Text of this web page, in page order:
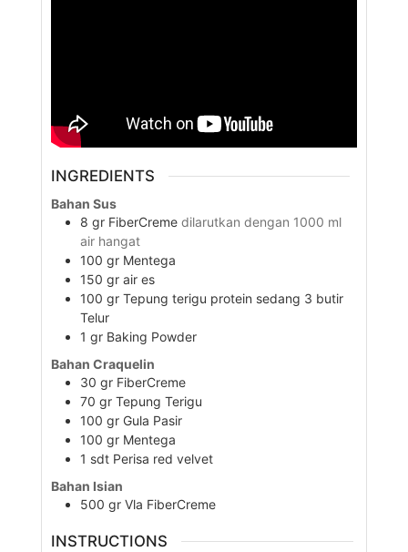
INGREDIENTS
Bahan Sus
8 gr FiberCreme dilarutkan dengan 1000 ml
air hangat
100 gr Mentega
150 gr air es
100 gr Tepung terigu protein sedang 3 butir
Telur
1 gr Baking Powder
Bahan Craquelin
30 gr FiberCreme
70 gr Tepung Terigu
100 gr Gula Pasir
100 gr Mentega
1 sdt Perisa red velvet
Bahan Isian
500 gr Vla FiberCreme
INSTRUCTIONS